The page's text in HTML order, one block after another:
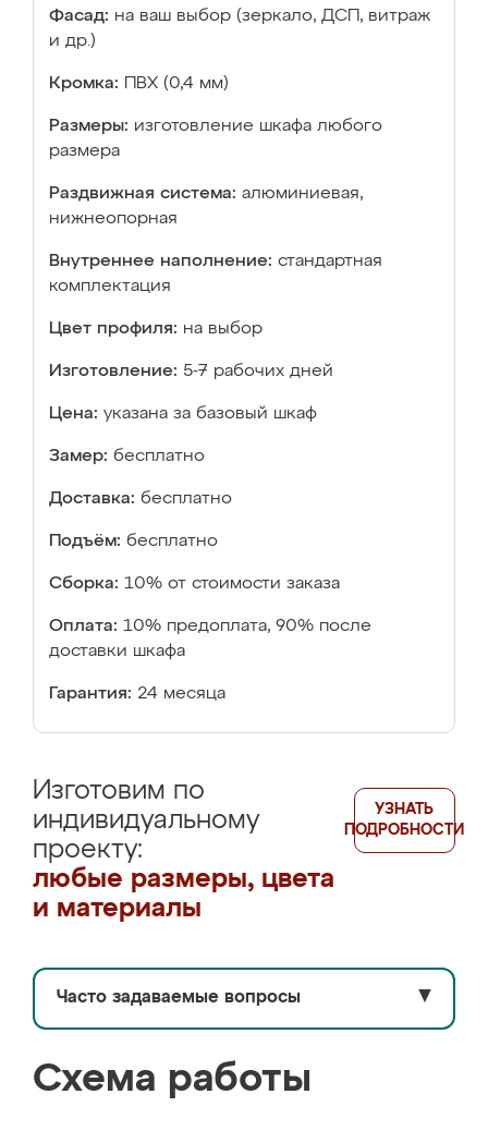
Фасад: на ваш выбор (зеркало, ДСП, витраж
и др.)
Кромка: ПВХ (0,4 мм)
Размеры: изготовление шкафа любого
размера
Раздвижная система: алюминиевая,
нижнеопорная
Внутреннее наполнение: стандартная
комплектация
Цвет профиля: на выбор
Изготовление: 5-7 рабочих дней
Цена: указана за базовый шкаф
Замер: бесплатно
Доставка: бесплатно
Подъём: бесплатно
Сборка: 10% от стоимости заказа
Оплата: 10% предоплата, 90% после
доставки шкафа
Гарантия: 24 месяца
Изготовим по
индивидуальному
проекту:
любые размеры, цвета
и материалы
УЗНАТЬ
ПОДРОБНОСТИ
Часто задаваемые вопросы ▼
Схема работы